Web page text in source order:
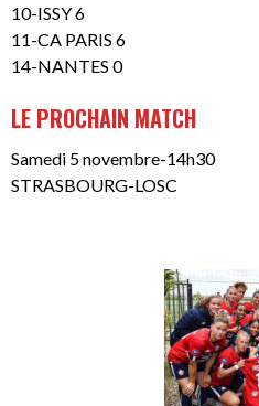
10-ISSY 6
11-CA PARIS 6
14-NANTES 0
LE PROCHAIN MATCH
Samedi 5 novembre-14h30
STRASBOURG-LOSC